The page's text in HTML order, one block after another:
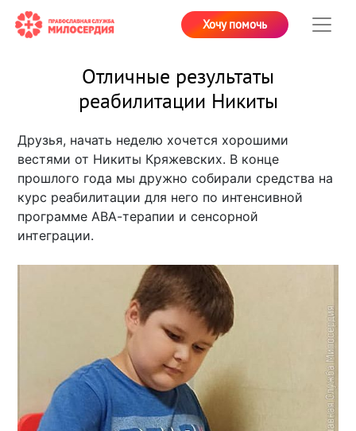
Хочу помочь
Отличные результаты
реабилитации Никиты
Друзья, начать неделю хочется хорошими
вестями от Никиты Кряжевских. В конце
прошлого года мы дружно собирали средства на
курс реабилитации для него по интенсивной
программе АВА-терапии и сенсорной
интеграции.